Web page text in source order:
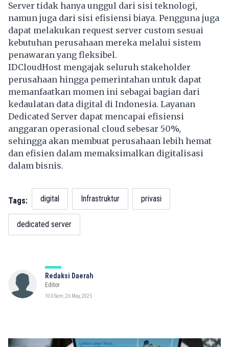
Server tidak hanya unggul dari sisi teknologi,
namun juga dari sisi efisiensi biaya. Pengguna juga
dapat melakukan request server custom sesuai
kebutuhan perusahaan mereka melalui sistem
penawaran yang fleksibel.
IDCloudHost mengajak seluruh stakeholder
perusahaan hingga pemerintahan untuk dapat
memanfaatkan momen ini sebagai bagian dari
kedaulatan data digital di Indonesia. Layanan
Dedicated Server dapat mencapai efisiensi
anggaran operasional cloud sebesar 50%,
sehingga akan membuat perusahaan lebih hemat
dan efisien dalam memaksimalkan digitalisasi
dalam bisnis.
Tags: digital Infrastruktur privasi
dedicated server
Redaksi Daerah
Editor
10:05am, 26 May, 2025